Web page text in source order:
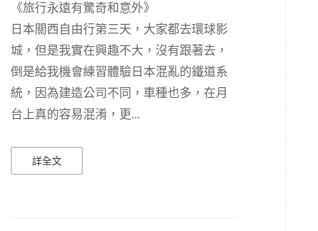
《旅行永遠有驚奇和意外》
日本關西自由行第三天，大家都去環球影
城，但是我實在興趣不大，沒有跟著去，
倒是給我機會練習體驗日本混亂的鐵道系
統，因為建造公司不同，車種也多，在月
台上真的容易混淆，更...
詳全文